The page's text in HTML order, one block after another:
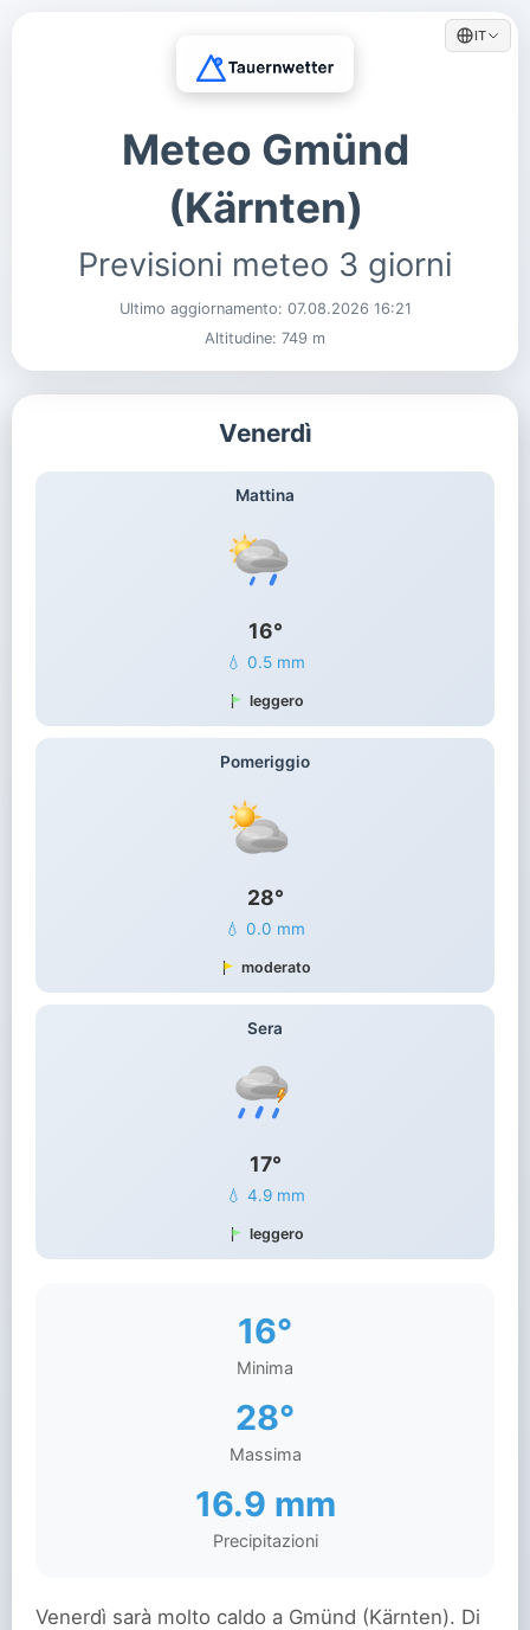
IT
Meteo Gmünd
(Kärnten)
Previsioni meteo 3 giorni
Ultimo aggiornamento: 07.08.2026 16:21
Altitudine: 749 m
Venerdì
Mattina
16°
💧 0.5 mm
leggero
Pomeriggio
28°
💧 0.0 mm
moderato
Sera
17°
💧 4.9 mm
leggero
16°
Minima
28°
Massima
16.9 mm
Precipitazioni
Venerdì sarà molto caldo a Gmünd (Kärnten). Di